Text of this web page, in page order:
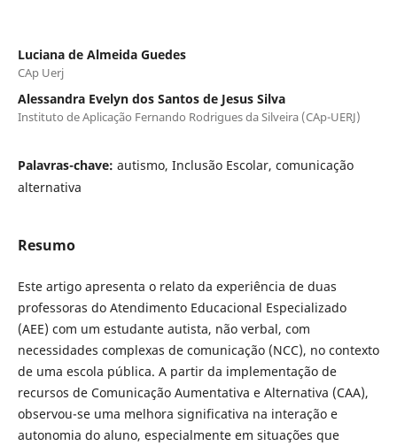
Luciana de Almeida Guedes
CAp Uerj
Alessandra Evelyn dos Santos de Jesus Silva
Instituto de Aplicação Fernando Rodrigues da Silveira (CAp-UERJ)
Palavras-chave: autismo, Inclusão Escolar, comunicação
alternativa
Resumo
Este artigo apresenta o relato da experiência de duas
professoras do Atendimento Educacional Especializado
(AEE) com um estudante autista, não verbal, com
necessidades complexas de comunicação (NCC), no contexto
de uma escola pública. A partir da implementação de
recursos de Comunicação Aumentativa e Alternativa (CAA),
observou-se uma melhora significativa na interação e
autonomia do aluno, especialmente em situações que